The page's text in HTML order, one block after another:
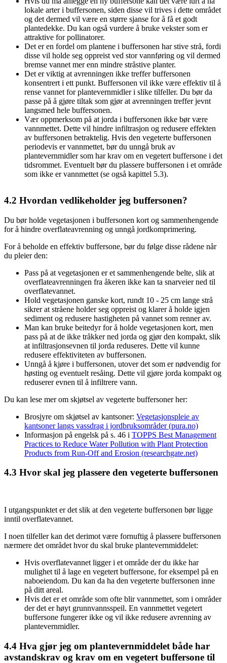
lokale arter i buffersonen, siden disse vil trives i dette området
og det dermed vil være en større sjanse for å få et godt
plantedekke. Du kan også vurdere å bruke vekster som er
attraktive for pollinatorer.
Det er en fordel om plantene i buffersonen har stive strå, fordi
disse vil holde seg oppreist ved stor vannføring og vil dermed
bremse vannet mer enn mindre stråstive planter.
Det er viktig at avrenningen ikke treffer buffersonen
konsentrert i ett punkt. Buffersonen vil ikke være effektiv til å
rense vannet for plantevernmidler i slike tilfeller. Du bør da
passe på å gjøre tiltak som gjør at avrenningen treffer jevnt
langsmed hele buffersonen.
Vær oppmerksom på at jorda i buffersonen ikke bør være
vannmettet. Dette vil hindre infiltrasjon og redusere effekten
av buffersonen betraktelig. Hvis den vegeterte buffersonen
periodevis er vannmettet, bør du unngå bruk av
plantevernmidler som har krav om en vegetert buffersone i det
tidsrommet. Eventuelt bør du plassere buffersonen i et område
som ikke er vannmettet (se også kapittel 5.3).
4.2 Hvordan vedlikeholder jeg buffersonen?
Du bør holde vegetasjonen i buffersonen kort og sammenhengende
for å hindre overflateavrenning og unngå jordkomprimering.
For å beholde en effektiv buffersone, bør du følge disse rådene når
du pleier den:
Pass på at vegetasjonen er et sammenhengende belte, slik at
overflateavrenningen fra åkeren ikke kan ta snarveier ned til
overflatevannet.
Hold vegetasjonen ganske kort, rundt 10 - 25 cm lange strå
sikrer at stråene holder seg oppreist og klarer å holde igjen
sediment og redusere hastigheten på vannet som renner av.
Man kan bruke beitedyr for å holde vegetasjonen kort, men
pass på at de ikke tråkker ned jorda og gjør den kompakt, slik
at infiltrasjonsevnen til jorda reduseres. Dette vil kunne
redusere effektiviteten av buffersonen.
Unngå å kjøre i buffersonen, utover det som er nødvendig for
høsting og eventuelt resåing. Dette vil gjøre jorda kompakt og
reduserer evnen til å infiltrere vann.
Du kan lese mer om skjøtsel av vegeterte buffersoner her:
Brosjyre om skjøtsel av kantsoner: Vegetasjonspleie av
kantsoner langs vassdrag i jordbruksområder (pura.no)
Informasjon på engelsk på s. 46 i TOPPS Best Management
Practices to Reduce Water Pollution with Plant Protection
Products from Run-Off and Erosion (researchgate.net)
4.3 Hvor skal jeg plassere den vegeterte buffersonen
I utgangspunktet er det slik at den vegeterte buffersonen bør ligge
inntil overflatevannet.
I noen tilfeller kan det derimot være fornuftig å plassere buffersonen
nærmere det området hvor du skal bruke plantevernmiddelet:
Hvis overflatevannet ligger i et område der du ikke har
mulighet til å lage en vegetert buffersone, for eksempel på en
naboeiendom. Du kan da ha den vegeterte buffersonen inne
på ditt areal.
Hvis det er et område som ofte blir vannmettet, som i områder
der det er høyt grunnvannsspeil. En vannmettet vegetert
buffersone fungerer ikke og vil ikke redusere avrenning av
plantevernmidler.
4.4 Hva gjør jeg om plantevernmiddelet både har
avstandskrav og krav om en vegetert buffersone til